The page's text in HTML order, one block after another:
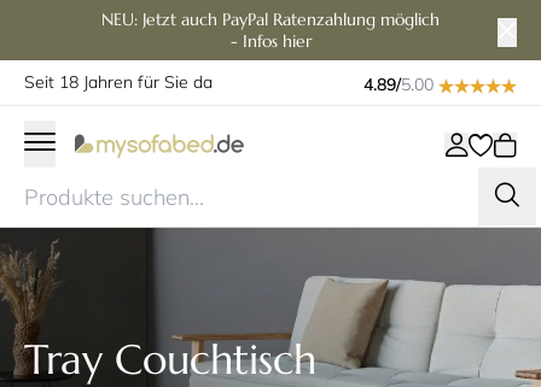
NEU: Jetzt auch PayPal Ratenzahlung möglich
- Infos hier
Seit 18 Jahren für Sie da
4.89/5.00
Tray Couchtisch